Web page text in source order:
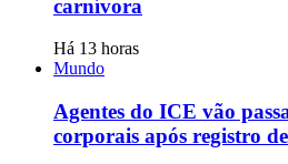
carnívora
Há 13 horas
Mundo
Agentes do ICE vão
corporais após registro